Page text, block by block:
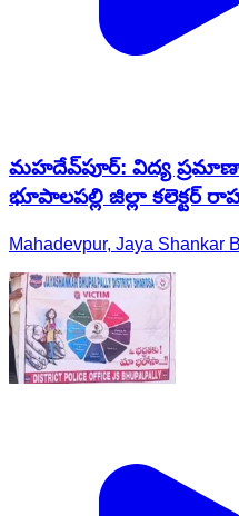
మహదేవ్​పూర్: విద్య
భూపాలపల్లి జిల్లా కలెక్టర్
Mahadevpur, Jaya Shankar